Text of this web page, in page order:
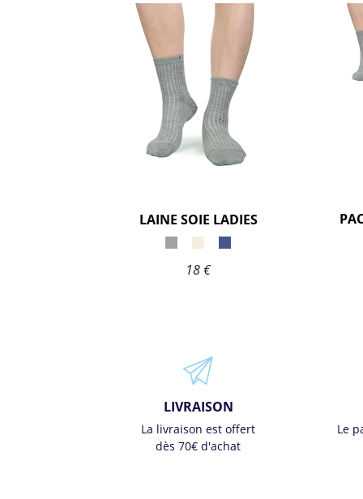
LAINE SOIE LADIES
18 €
LIVRAISON
La livraison est offert
dès 70€ d'achat
Le